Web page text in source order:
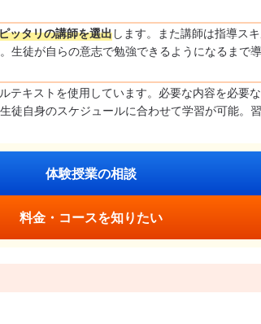
ッタリの講師を選出します。また講師は指導ス
生徒が自らの意志で勉強できるようになるまで
キストを使用しています。必要な内容を必要
徒自身のスケジュールに合わせて学習が可能。
体験授業の相談
料金・コースを知りたい